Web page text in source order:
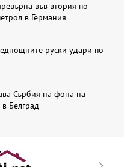
във втория по
в Германия
руски удари по
Сърбия на фона на
Белград